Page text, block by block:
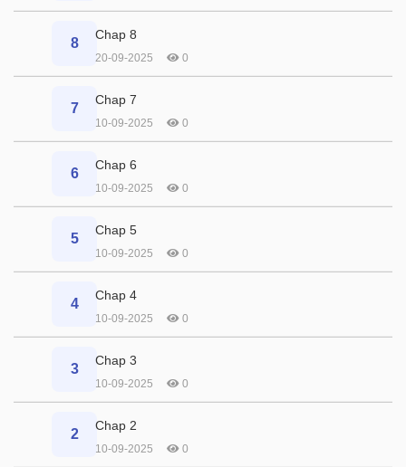
8
Chap 8
20-09-2025 0
7
Chap 7
10-09-2025 0
6
Chap 6
10-09-2025 0
5
Chap 5
10-09-2025 0
4
Chap 4
10-09-2025 0
3
Chap 3
10-09-2025 0
2
Chap 2
10-09-2025 0